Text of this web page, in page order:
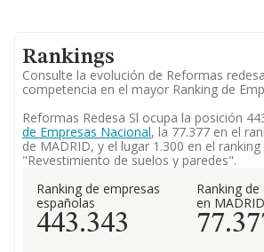
Rankings
Consulte la evolución de Reformas
competencia en el mayor Ranking de
Reformas Redesa Sl ocupa la posición
de Empresas Nacional, la 77.377 en el
de MADRID, y el lugar 1.300 en el
"Revestimiento de suelos y paredes".
Ranking de empresas
españolas
443.343
Ranking
en MADRID